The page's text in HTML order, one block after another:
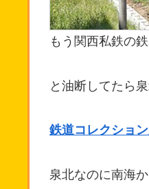
もう関西私鉄の
と油断してたら
鉄道コレクショ
泉北なのに南海